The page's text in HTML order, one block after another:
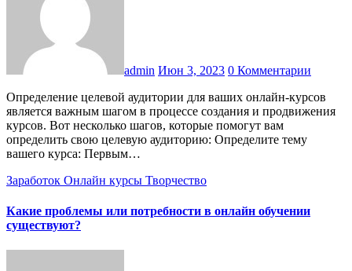
admin Июн 3, 2023 0 Комментарии
Определение целевой аудитории для ваших онлайн-курсов
является важным шагом в процессе создания и продвижения
курсов. Вот несколько шагов, которые помогут вам
определить свою целевую аудиторию: Определите тему
вашего курса: Первым…
Заработок Онлайн курсы Творчество
Какие проблемы или потребности в онлайн обучении
существуют?